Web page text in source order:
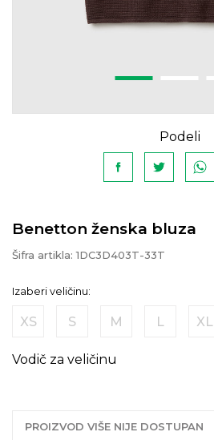
Podeli
Benetton ženska bluza
Šifra artikla:1DC3D403T-33T
Izaberi veličinu:
XS S M L XL
Vodič za veličinu
PROIZVOD VIŠE NIJE DOSTUPAN